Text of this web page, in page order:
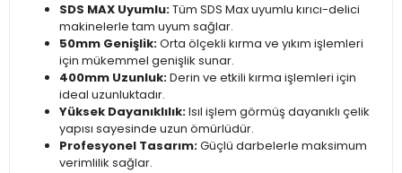
SDS MAX Uyumlu:Tüm SDS Max uyumlu kırıcı-delici
makinelerle tam uyum sağlar.
50mm Genişlik:Orta ölçekli kırma ve yıkım işlemleri
için mükemmel genişlik sunar.
400mm Uzunluk:Derin ve etkili kırma işlemleri için
ideal uzunluktadır.
Yüksek Dayanıklılık:Isıl işlem görmüş dayanıklı çelik
yapısı sayesinde uzun ömürlüdür.
Profesyonel Tasarım:Güçlü darbelerle maksimum
verimlilik sağlar.